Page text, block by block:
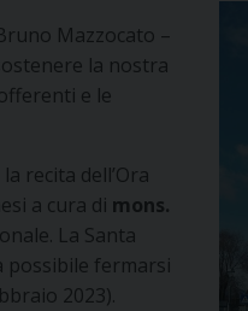
Mazzocato –
la nostra
e le
recita dell’Ora
a cura di mons.
La Santa
possibile fermarsi
2023).